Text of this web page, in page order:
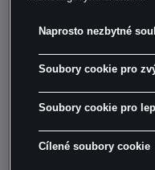
Kšiltovka CUPRA
844 ,- Kč
Naprosto nezbytné
Soubory cookie pro
Soubory cookie pro
Cílené soubory cookie